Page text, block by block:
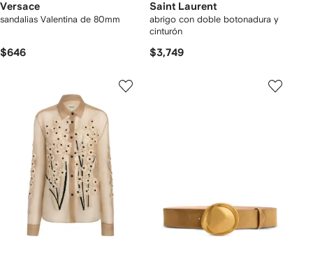
Versace
sandalias Valentina de 80mm
$646
Saint Laurent
abrigo con doble botonadura y
cinturón
$3,749